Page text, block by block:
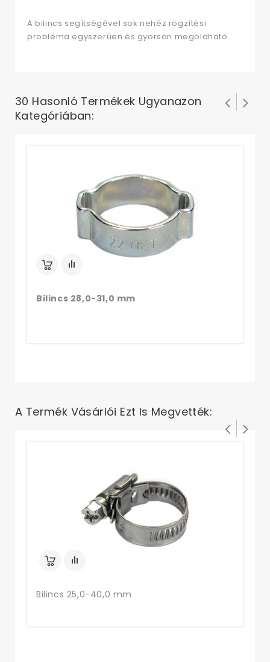
A bilincs segítségével sok nehéz rögzítési
probléma egyszerűen és gyorsan megoldható.
30 Hasonló Termékek Ugyanazon
Kategóriában:
Bilincs 28,0-31,0 mm
A Termék Vásárlói Ezt Is Megvették:
Bilincs 25,0-40,0 mm